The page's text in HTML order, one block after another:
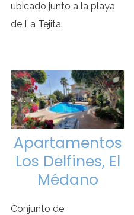
ubicado junto a la playa
de La Tejita.
Apartamentos
Los Delfines, El
Médano
Conjunto de